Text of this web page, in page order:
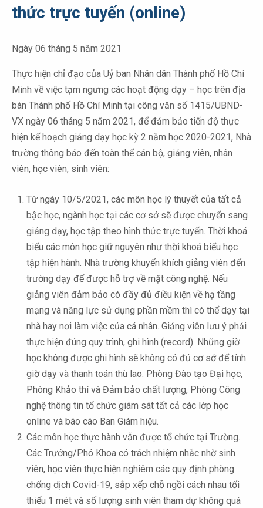
thức trực tuyến (online)
Ngày 06 tháng 5 năm 2021
Thực hiện chỉ đạo của Uỷ ban Nhân dân Thành phố Hồ Chí
Minh về việc tạm ngưng các hoạt động dạy – học trên địa
bàn Thành phố Hồ Chí Minh tại công văn số 1415/UBND-
VX ngày 06 tháng 5 năm 2021, để đảm bảo tiến độ thực
hiện kế hoạch giảng dạy học kỳ 2 năm học 2020-2021, Nhà
trường thông báo đến toàn thể cán bộ, giảng viên, nhân
viên, học viên, sinh viên:
Từ ngày 10/5/2021, các môn học lý thuyết của tất cả
bậc học, ngành học tại các cơ sở sẽ được chuyển sang
giảng dạy, học tập theo hình thức trực tuyến. Thời khoá
biểu các môn học giữ nguyên như thời khoá biểu học
tập hiện hành. Nhà trường khuyến khích giảng viên đến
trường dạy để được hỗ trợ về mặt công nghệ. Nếu
giảng viên đảm bảo có đầy đủ điều kiện về hạ tầng
mạng và năng lực sử dụng phần mềm thì có thể dạy tại
nhà hay nơi làm việc của cá nhân. Giảng viên lưu ý phải
thực hiện đúng quy trình, ghi hình (record). Những giờ
học không được ghi hình sẽ không có đủ cơ sở để tính
giờ dạy và thanh toán thù lao. Phòng Đào tạo Đại học,
Phòng Khảo thí và Đảm bảo chất lượng, Phòng Công
nghệ thông tin tổ chức giám sát tất cả các lớp học
online và báo cáo Ban Giám hiệu.
Các môn học thực hành vẫn được tổ chức tại Trường.
Các Trưởng/Phó Khoa có trách nhiệm nhắc nhờ sinh
viên, học viên thực hiện nghiêm các quy định phòng
chống dịch Covid-19, sắp xếp chỗ ngồi cách nhau tối
thiểu 1 mét và số lượng sinh viên tham dự không quá